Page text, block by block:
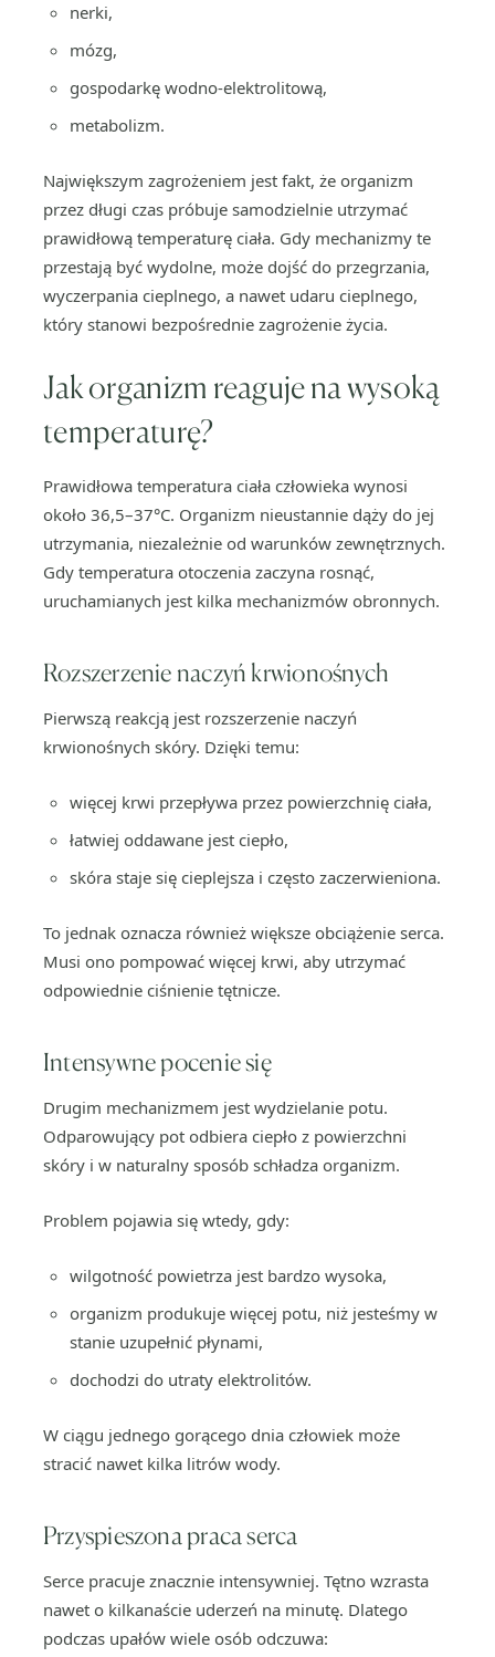
nerki,
mózg,
gospodarkę wodno-elektrolitową,
metabolizm.
Największym zagrożeniem jest fakt, że organizm
przez długi czas próbuje samodzielnie utrzymać
prawidłową temperaturę ciała. Gdy mechanizmy te
przestają być wydolne, może dojść do przegrzania,
wyczerpania cieplnego, a nawet udaru cieplnego,
który stanowi bezpośrednie zagrożenie życia.
Jak organizm reaguje na wysoką
temperaturę?
Prawidłowa temperatura ciała człowieka wynosi
około 36,5–37°C. Organizm nieustannie dąży do jej
utrzymania, niezależnie od warunków zewnętrznych.
Gdy temperatura otoczenia zaczyna rosnąć,
uruchamianych jest kilka mechanizmów obronnych.
Rozszerzenie naczyń krwionośnych
Pierwszą reakcją jest rozszerzenie naczyń
krwionośnych skóry. Dzięki temu:
więcej krwi przepływa przez powierzchnię ciała,
łatwiej oddawane jest ciepło,
skóra staje się cieplejsza i często zaczerwieniona.
To jednak oznacza również większe obciążenie serca.
Musi ono pompować więcej krwi, aby utrzymać
odpowiednie ciśnienie tętnicze.
Intensywne pocenie się
Drugim mechanizmem jest wydzielanie potu.
Odparowujący pot odbiera ciepło z powierzchni
skóry i w naturalny sposób schładza organizm.
Problem pojawia się wtedy, gdy:
wilgotność powietrza jest bardzo wysoka,
organizm produkuje więcej potu, niż jesteśmy w
stanie uzupełnić płynami,
dochodzi do utraty elektrolitów.
W ciągu jednego gorącego dnia człowiek może
stracić nawet kilka litrów wody.
Przyspieszona praca serca
Serce pracuje znacznie intensywniej. Tętno wzrasta
nawet o kilkanaście uderzeń na minutę. Dlatego
podczas upałów wiele osób odczuwa: